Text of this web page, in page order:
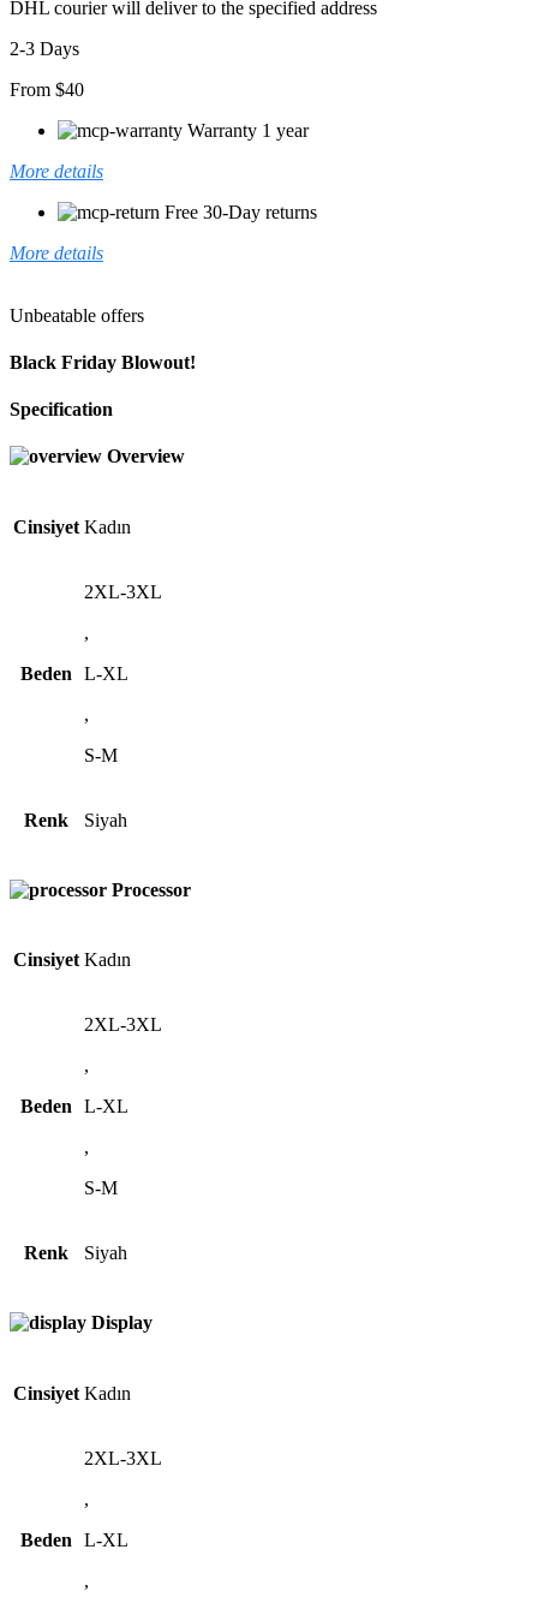
DHL courier will deliver to the specified address
2-3 Days
From $40
Warranty 1 year
More details
Free 30-Day returns
More details
Unbeatable offers
Black Friday Blowout!
Specification
Overview
Cinsiyet Kadın
Beden
2XL-3XL
,
L-XL
,
S-M
Renk Siyah
Processor
Cinsiyet Kadın
Beden
2XL-3XL
,
L-XL
,
S-M
Renk Siyah
Display
Cinsiyet Kadın
Beden
2XL-3XL
,
L-XL
,